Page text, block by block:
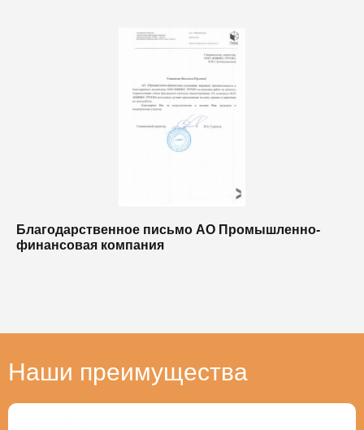
Благодарственное письмо АО Промышленно-
финансовая компания
Наши преимущества